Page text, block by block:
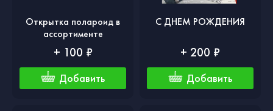
Открытка полароид в
ассортименте
+ 100 ₽
Добавить
С ДНЕМ РОЖДЕНИЯ
+ 200 ₽
Добавить